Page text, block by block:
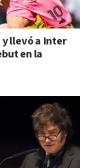
llevó a Inter
en la